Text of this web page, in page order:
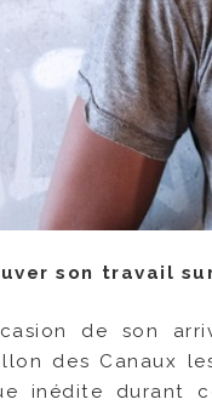
son travail
de son
des Canaux
inédite durant